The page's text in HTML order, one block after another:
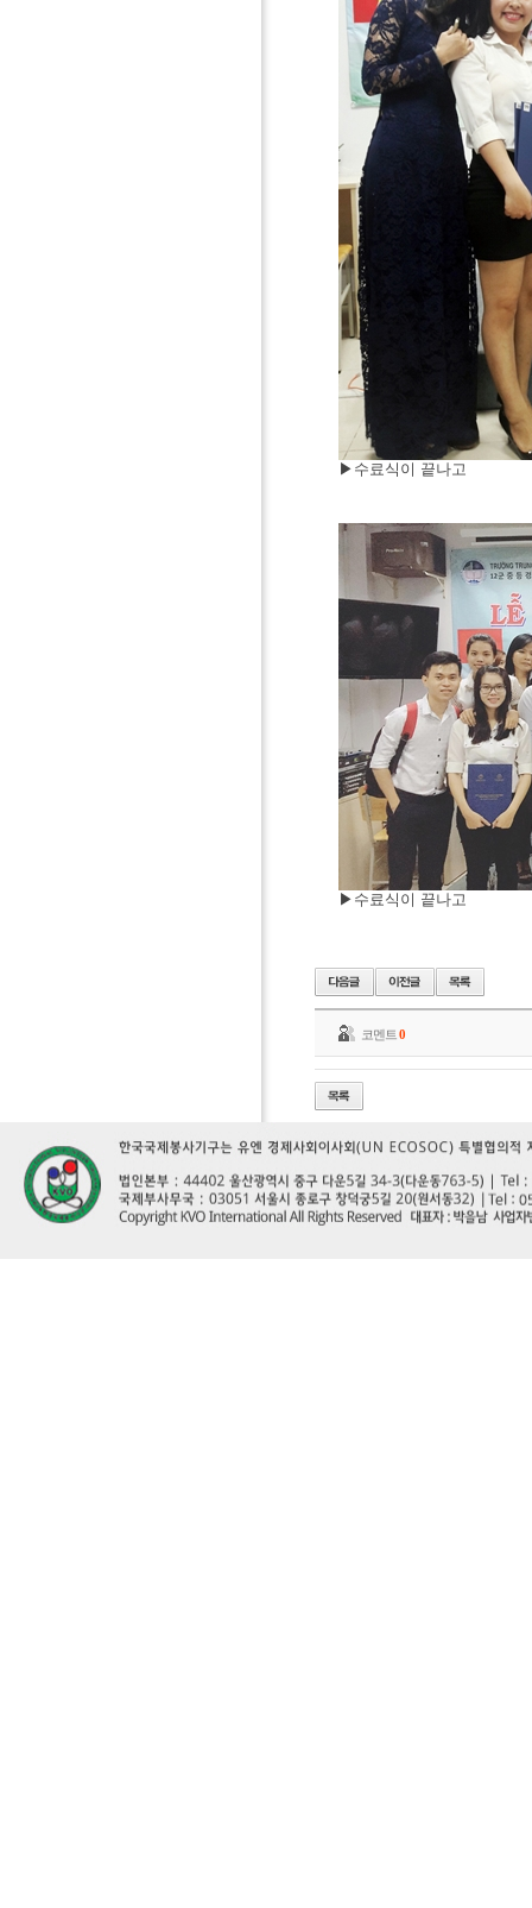
▶ 수료식이 끝나고
▶ 수료식이 끝나고
코멘트 0